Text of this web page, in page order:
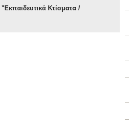
"Εκπαιδευτικά Κτίσματα /